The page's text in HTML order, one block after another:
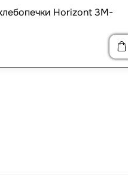
Horizont 3M-